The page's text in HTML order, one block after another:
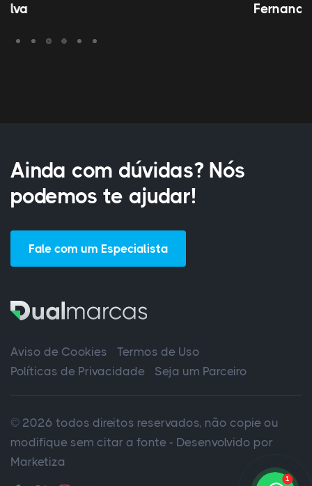
Fernanda Costa
Ainda com dúvidas? Nós
podemos te ajudar!
Fale com um Especialista
Aviso de Cookies
Termos de Uso
Políticas de Privacidade
Seja um Parceiro
© 2026 todos direitos reservados, não copie ou
modifique sem citar a fonte - Desenvolvido por
Marketiza
1